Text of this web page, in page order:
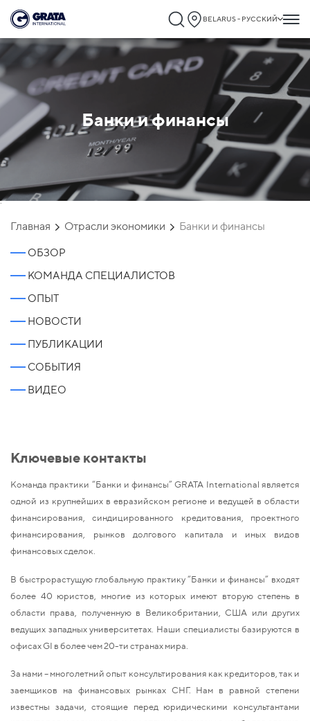
BELARUS - РУССКИЙ
Банки и финансы
`
Главная Отрасли экономики Банки и финансы
ОБЗОР
КОМАНДА СПЕЦИАЛИСТОВ
ОПЫТ
НОВОСТИ
ПУБЛИКАЦИИ
СОБЫТИЯ
ВИДЕО
Ключевые контакты
Команда практики “Банки и финансы” GRATA International является
одной из крупнейших в евразийском регионе и ведущей в области
финансирования, синдицированного кредитования, проектного
финансирования, рынков долгового капитала и иных видов
финансовых сделок.
В быстрорастущую глобальную практику “Банки и финансы” входят
более 40 юристов, многие из которых имеют вторую степень в
области права, полученную в Великобритании, США или других
ведущих западных университетах. Наши специалисты базируются в
офисах GI в более чем 20-ти странах мира.
За нами – многолетний опыт консультирования как кредиторов, так и
заемщиков на финансовых рынках СНГ. Нам в равной степени
известны задачи, стоящие перед юридическими консультантами